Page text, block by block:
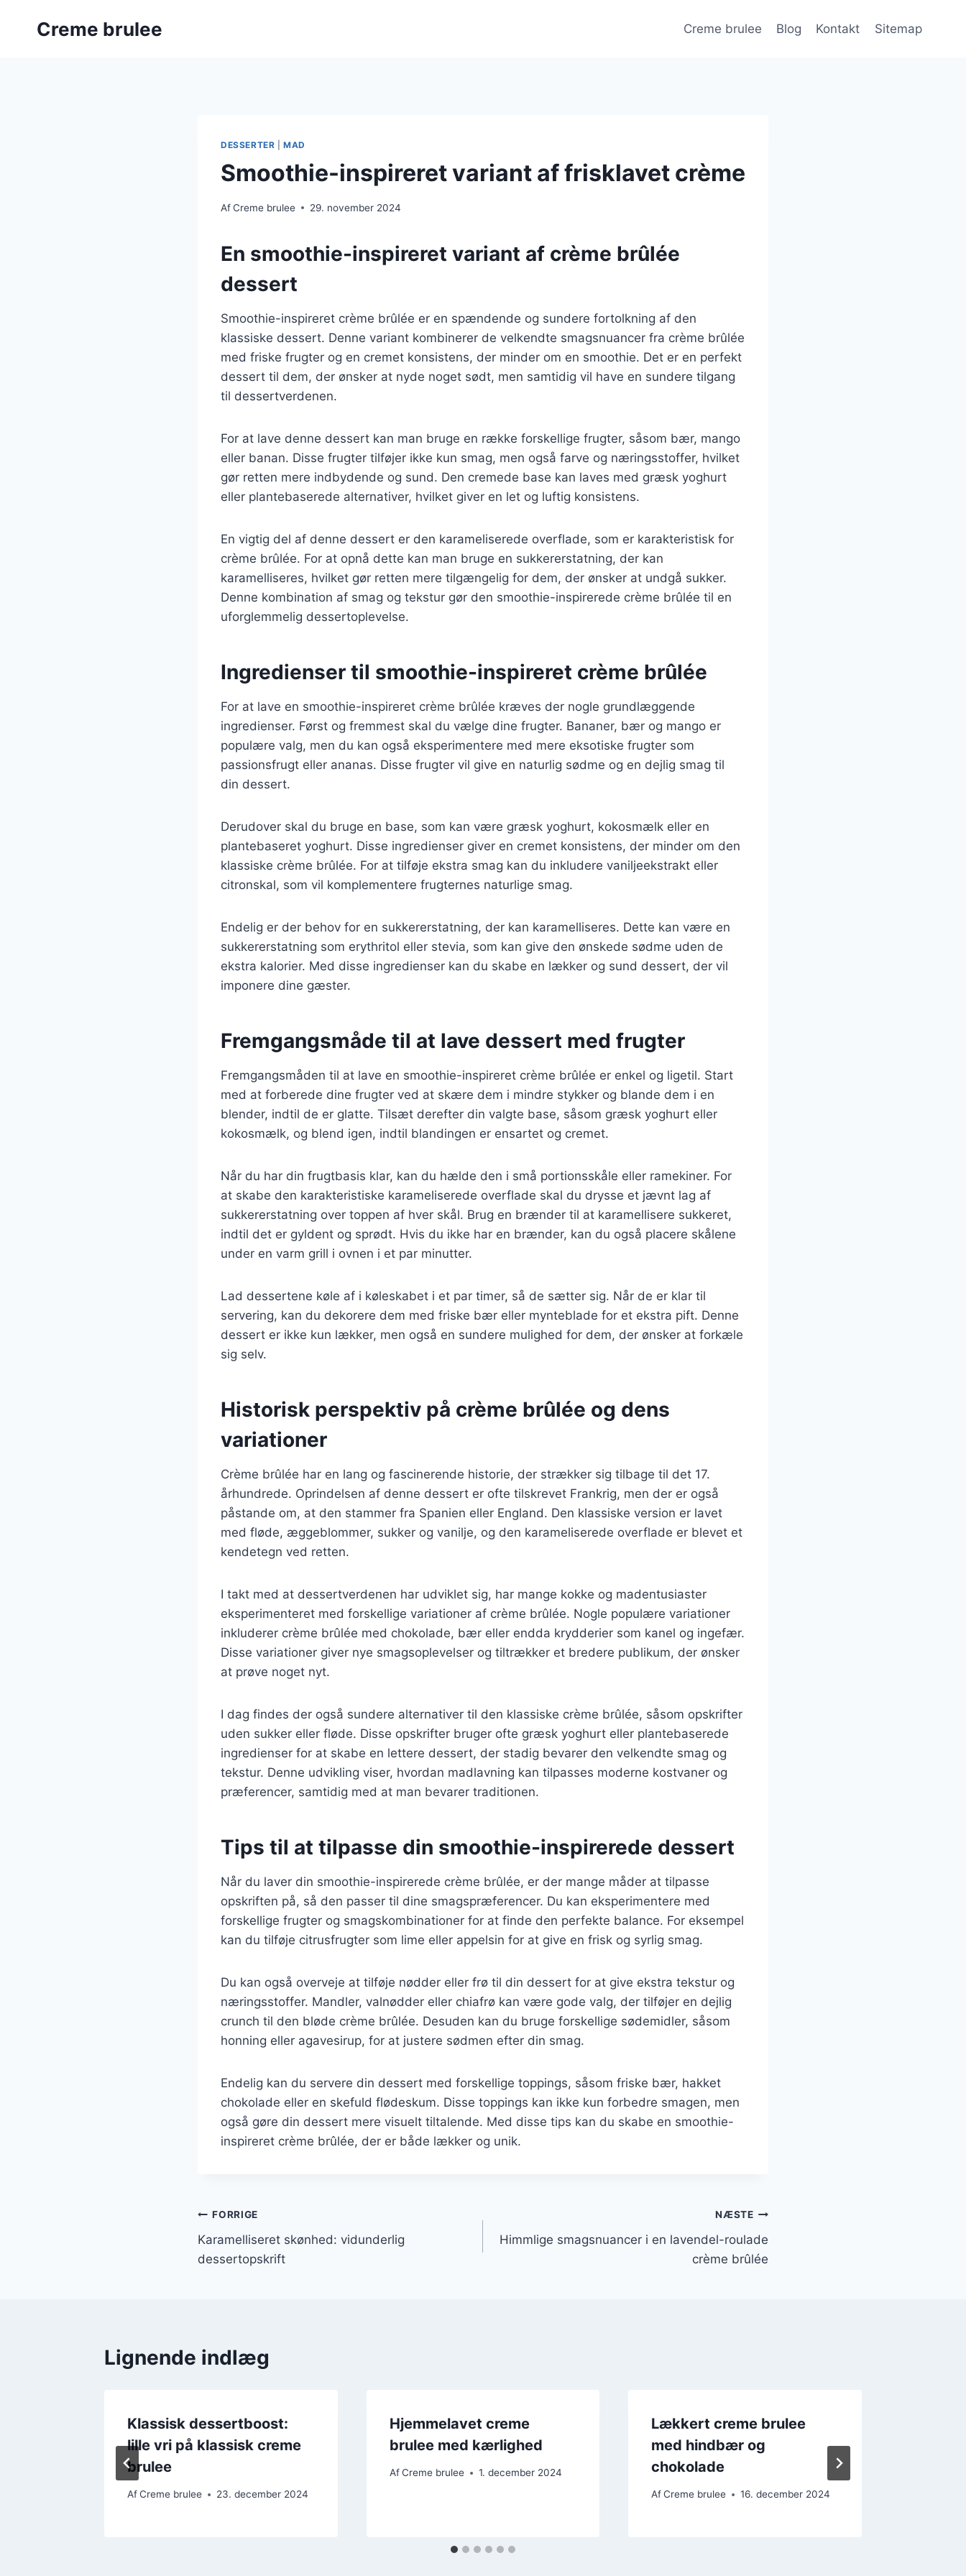
Creme brulee Creme brulee Blog Kontakt Sitemap
DESSERTER |MAD
Smoothie-inspireret variant af frisklavet crème
AfCreme brulee 29. november 2024
En smoothie-inspireret variant af crème brûlée
dessert
Smoothie-inspireret crème brûlée er en spændende og sundere fortolkning af den
klassiske dessert. Denne variant kombinerer de velkendte smagsnuancer fra crème brûlée
med friske frugter og en cremet konsistens, der minder om en smoothie. Det er en perfekt
dessert til dem, der ønsker at nyde noget sødt, men samtidig vil have en sundere tilgang
til dessertverdenen.
For at lave denne dessert kan man bruge en række forskellige frugter, såsom bær, mango
eller banan. Disse frugter tilføjer ikke kun smag, men også farve og næringsstoffer, hvilket
gør retten mere indbydende og sund. Den cremede base kan laves med græsk yoghurt
eller plantebaserede alternativer, hvilket giver en let og luftig konsistens.
En vigtig del af denne dessert er den karameliserede overflade, som er karakteristisk for
crème brûlée. For at opnå dette kan man bruge en sukkererstatning, der kan
karamelliseres, hvilket gør retten mere tilgængelig for dem, der ønsker at undgå sukker.
Denne kombination af smag og tekstur gør den smoothie-inspirerede crème brûlée til en
uforglemmelig dessertoplevelse.
Ingredienser til smoothie-inspireret crème brûlée
For at lave en smoothie-inspireret crème brûlée kræves der nogle grundlæggende
ingredienser. Først og fremmest skal du vælge dine frugter. Bananer, bær og mango er
populære valg, men du kan også eksperimentere med mere eksotiske frugter som
passionsfrugt eller ananas. Disse frugter vil give en naturlig sødme og en dejlig smag til
din dessert.
Derudover skal du bruge en base, som kan være græsk yoghurt, kokosmælk eller en
plantebaseret yoghurt. Disse ingredienser giver en cremet konsistens, der minder om den
klassiske crème brûlée. For at tilføje ekstra smag kan du inkludere vaniljeekstrakt eller
citronskal, som vil komplementere frugternes naturlige smag.
Endelig er der behov for en sukkererstatning, der kan karamelliseres. Dette kan være en
sukkererstatning som erythritol eller stevia, som kan give den ønskede sødme uden de
ekstra kalorier. Med disse ingredienser kan du skabe en lækker og sund dessert, der vil
imponere dine gæster.
Fremgangsmåde til at lave dessert med frugter
Fremgangsmåden til at lave en smoothie-inspireret crème brûlée er enkel og ligetil. Start
med at forberede dine frugter ved at skære dem i mindre stykker og blande dem i en
blender, indtil de er glatte. Tilsæt derefter din valgte base, såsom græsk yoghurt eller
kokosmælk, og blend igen, indtil blandingen er ensartet og cremet.
Når du har din frugtbasis klar, kan du hælde den i små portionsskåle eller ramekiner. For
at skabe den karakteristiske karameliserede overflade skal du drysse et jævnt lag af
sukkererstatning over toppen af hver skål. Brug en brænder til at karamellisere sukkeret,
indtil det er gyldent og sprødt. Hvis du ikke har en brænder, kan du også placere skålene
under en varm grill i ovnen i et par minutter.
Lad dessertene køle af i køleskabet i et par timer, så de sætter sig. Når de er klar til
servering, kan du dekorere dem med friske bær eller mynteblade for et ekstra pift. Denne
dessert er ikke kun lækker, men også en sundere mulighed for dem, der ønsker at forkæle
sig selv.
Historisk perspektiv på crème brûlée og dens
variationer
Crème brûlée har en lang og fascinerende historie, der strækker sig tilbage til det 17.
århundrede. Oprindelsen af denne dessert er ofte tilskrevet Frankrig, men der er også
påstande om, at den stammer fra Spanien eller England. Den klassiske version er lavet
med fløde, æggeblommer, sukker og vanilje, og den karameliserede overflade er blevet et
kendetegn ved retten.
I takt med at dessertverdenen har udviklet sig, har mange kokke og madentusiaster
eksperimenteret med forskellige variationer af crème brûlée. Nogle populære variationer
inkluderer crème brûlée med chokolade, bær eller endda krydderier som kanel og ingefær.
Disse variationer giver nye smagsoplevelser og tiltrækker et bredere publikum, der ønsker
at prøve noget nyt.
I dag findes der også sundere alternativer til den klassiske crème brûlée, såsom opskrifter
uden sukker eller fløde. Disse opskrifter bruger ofte græsk yoghurt eller plantebaserede
ingredienser for at skabe en lettere dessert, der stadig bevarer den velkendte smag og
tekstur. Denne udvikling viser, hvordan madlavning kan tilpasses moderne kostvaner og
præferencer, samtidig med at man bevarer traditionen.
Tips til at tilpasse din smoothie-inspirerede dessert
Når du laver din smoothie-inspirerede crème brûlée, er der mange måder at tilpasse
opskriften på, så den passer til dine smagspræferencer. Du kan eksperimentere med
forskellige frugter og smagskombinationer for at finde den perfekte balance. For eksempel
kan du tilføje citrusfrugter som lime eller appelsin for at give en frisk og syrlig smag.
Du kan også overveje at tilføje nødder eller frø til din dessert for at give ekstra tekstur og
næringsstoffer. Mandler, valnødder eller chiafrø kan være gode valg, der tilføjer en dejlig
crunch til den bløde crème brûlée. Desuden kan du bruge forskellige sødemidler, såsom
honning eller agavesirup, for at justere sødmen efter din smag.
Endelig kan du servere din dessert med forskellige toppings, såsom friske bær, hakket
chokolade eller en skefuld flødeskum. Disse toppings kan ikke kun forbedre smagen, men
også gøre din dessert mere visuelt tiltalende. Med disse tips kan du skabe en smoothie-
inspireret crème brûlée, der er både lækker og unik.
Indlægsnavigation
FORRIGE
Karamelliseret skønhed: vidunderlig
dessertopskrift
NÆSTE
Himmlige smagsnuancer i en lavendel-roulade
crème brûlée
Lignende indlæg
Klassisk dessertboost:
lille vri på klassisk creme
brulee
AfCreme brulee 23. december 2024
Hjemmelavet creme
brulee med kærlighed
Af Creme brulee 1. december 2024
Lækkert creme brulee
med hindbær og
chokolade
Af Creme brulee 16. december 2024